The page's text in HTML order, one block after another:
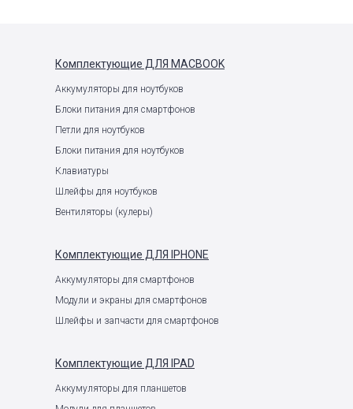
Комплектующие ДЛЯ MACBOOK
Аккумуляторы для ноутбуков
Блоки питания для смартфонов
Петли для ноутбуков
Блоки питания для ноутбуков
Клавиатуры
Шлейфы для ноутбуков
Вентиляторы (кулеры)
Комплектующие ДЛЯ IPHONE
Аккумуляторы для смартфонов
Модули и экраны для смартфонов
Шлейфы и запчасти для смартфонов
Комплектующие ДЛЯ IPAD
Аккумуляторы для планшетов